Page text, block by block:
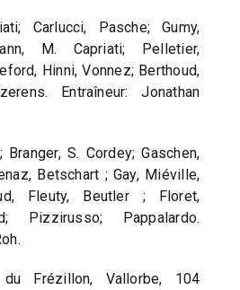
Carlucci, Pasche; Gumy,
M. Capriati; Pelletier,
Hinni, Vonnez; Berthoud,
Entraîneur: Jonathan
Branger, S. Cordey; Gaschen,
Betschart ; Gay, Miéville,
Fleuty, Beutler ; Floret,
Pizzirusso; Pappalardo.
Frézillon, Vallorbe, 104